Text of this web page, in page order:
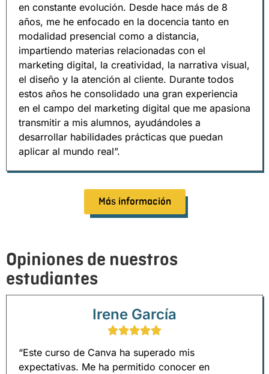
en constante evolución. Desde hace más de 8
años, me he enfocado en la docencia tanto en
modalidad presencial como a distancia,
impartiendo materias relacionadas con el
marketing digital, la creatividad, la narrativa visual,
el diseño y la atención al cliente. Durante todos
estos años he consolidado una gran experiencia
en el campo del marketing digital que me apasiona
transmitir a mis alumnos, ayudándoles a
desarrollar habilidades prácticas que puedan
aplicar al mundo real”.
Más información
Opiniones de nuestros
estudiantes
Irene García
“Este curso de Canva ha superado mis
expectativas. Me ha permitido conocer en